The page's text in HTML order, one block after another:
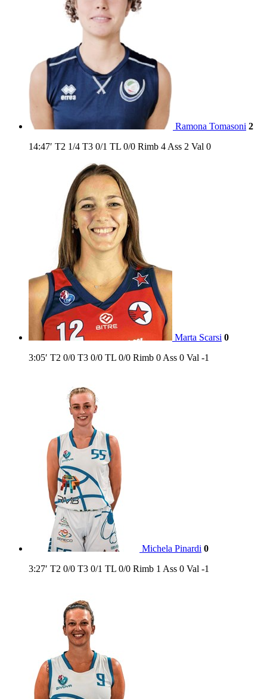
Ramona Tomasoni 2
14:47′ T2 1/4 T3 0/1 TL 0/0 Rimb 4 Ass 2 Val 0
Marta Scarsi 0
3:05′ T2 0/0 T3 0/0 TL 0/0 Rimb 0 Ass 0 Val -1
Michela Pinardi 0
3:27′ T2 0/0 T3 0/1 TL 0/0 Rimb 1 Ass 0 Val -1